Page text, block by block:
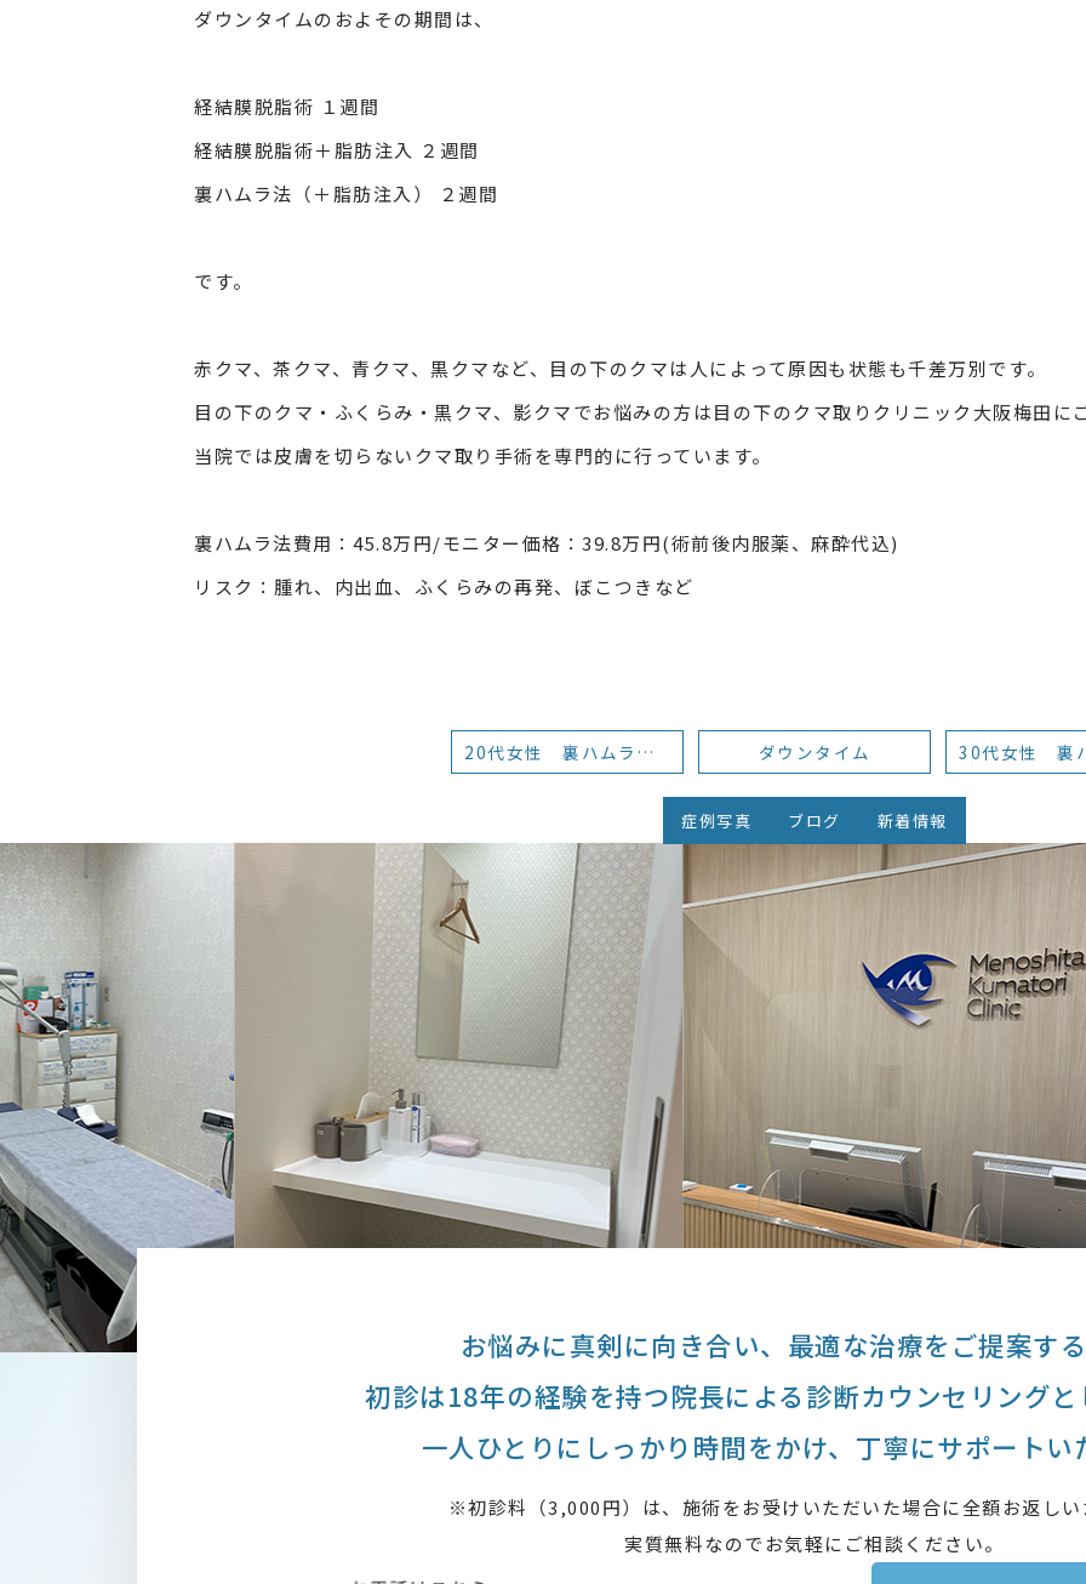
ダウンタイムのおよその期間は、
経結膜脱脂術 １週間
経結膜脱脂術＋脂肪注入 ２週間
裏ハムラ法（＋脂肪注入） ２週間
です。
赤クマ、茶クマ、青クマ、黒クマなど、目の下のクマは人によって原因も状態も千差万別です。
目の下のクマ・ふくらみ・黒クマ、影クマでお悩みの方は目の下のクマ取りクリニック大阪梅田に
当院では皮膚を切らないクマ取り手術を専門的に行っています。
裏ハムラ法費用：45.8万円/モニター価格：39.8万円(術前後内服薬、麻酔代込)
リスク：腫れ、内出血、ふくらみの再発、ぼこつきなど
20代女性 裏ハムラ ダウンタイム ダウンタイム
症例写真 ブログ 新着情報
お悩みに真剣に向き合い、最適な治療をご提案する
初診は18年の経験を持つ院長による診断カウンセリングと
一人ひとりにしっかり時間をかけ、丁寧にサポートい
※初診料（3,000円）は、施術をお受けいただいた場合に全額お返しい
実質無料なのでお気軽にご相談ください。